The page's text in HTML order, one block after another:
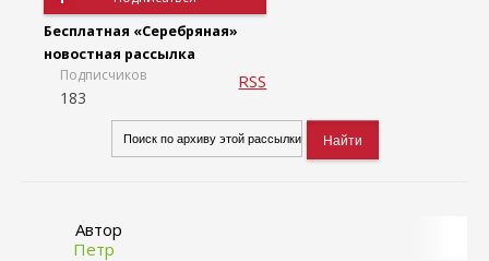
Бесплатная «Серебряная»
новостная рассылка
Подписчиков
183
RSS
Автор
Петр